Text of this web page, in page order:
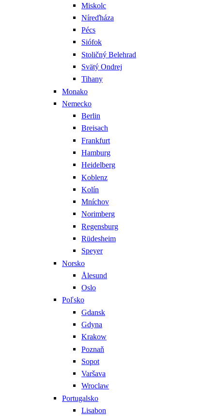
Miskolc
Níreďháza
Pécs
Siófok
Stoličný Belehrad
Svätý Ondrej
Tihany
Monako
Nemecko
Berlin
Breisach
Frankfurt
Hamburg
Heidelberg
Koblenz
Kolín
Mníchov
Norimberg
Regensburg
Rüdesheim
Speyer
Norsko
Ålesund
Oslo
Poľsko
Gdansk
Gdyna
Krakow
Poznaň
Sopot
Varšava
Wroclaw
Portugalsko
Lisabon